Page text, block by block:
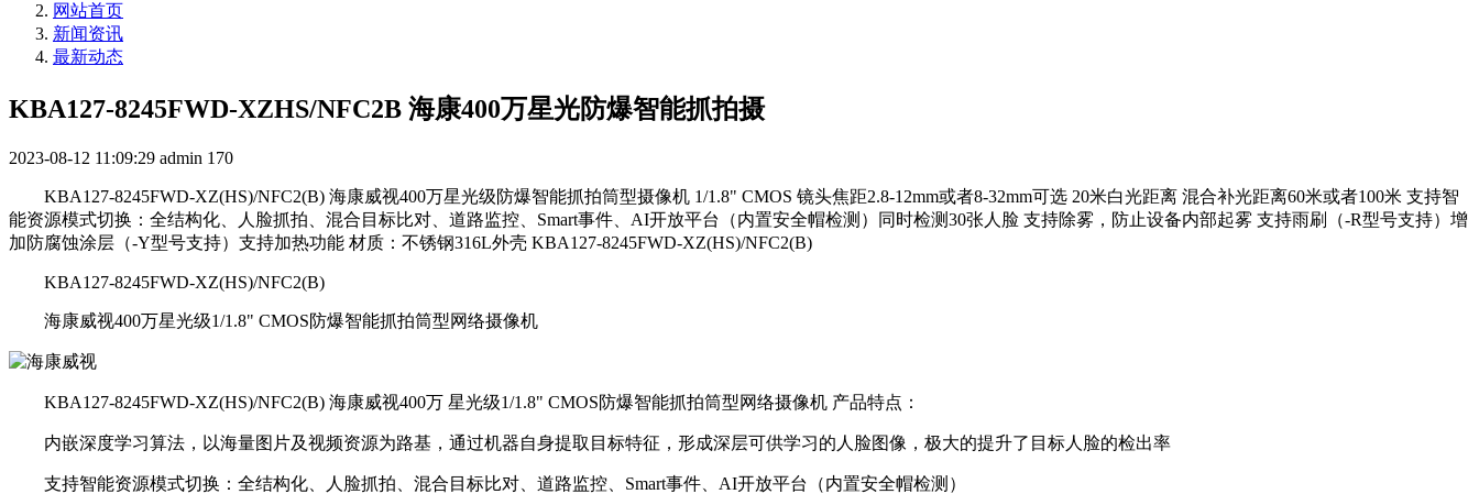
网站首页
新闻资讯
最新动态
KBA127-8245FWD-XZHS/NFC2B 海康400万星光防爆智能抓拍摄
2023-08-12 11:09:29 admin 170
KBA127-8245FWD-XZ(HS)/NFC2(B) 海康威视400万星光级防爆智能抓拍筒型摄像机 1/1.8" CMOS 镜头焦距2.8-12mm或者8-32mm可选 20米白光距离 混合补光距离60米或者100米 支持智
能资源模式切换：全结构化、人脸抓拍、混合目标比对、道路监控、Smart事件、AI开放平台（内置安全帽检测）同时检测30张人脸 支持除雾，防止设备内部起雾 支持雨刷（-R型号支持）增
加防腐蚀涂层（-Y型号支持）支持加热功能 材质：不锈钢316L外壳 KBA127-8245FWD-XZ(HS)/NFC2(B)
KBA127-8245FWD-XZ(HS)/NFC2(B)
海康威视400万星光级1/1.8" CMOS防爆智能抓拍筒型网络摄像机
KBA127-8245FWD-XZ(HS)/NFC2(B) 海康威视400万 星光级1/1.8" CMOS防爆智能抓拍筒型网络摄像机 产品特点：
内嵌深度学习算法，以海量图片及视频资源为路基，通过机器自身提取目标特征，形成深层可供学习的人脸图像，极大的提升了目标人脸的检出率
支持智能资源模式切换：全结构化、人脸抓拍、混合目标比对、道路监控、Smart事件、AI开放平台（内置安全帽检测）